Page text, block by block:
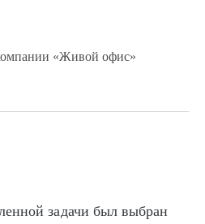
«Живой офис»
задачи был выбран